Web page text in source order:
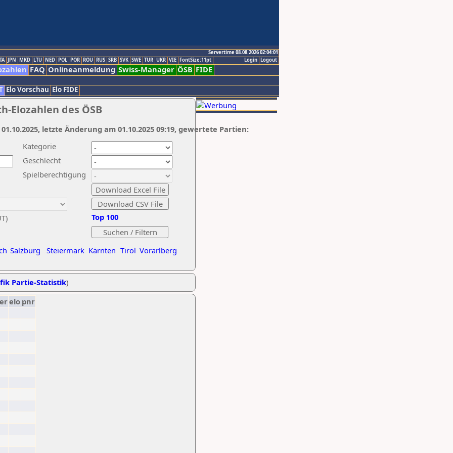
Servertime 08.08.2026 02:04:01
Logout
Login
JPN MKD LTU NED POL POR ROU RUS SRB SVK SWE TUR UKR VIE FontSize:11pt
FAQ Onlineanmeldung Swiss-Manager ÖSB FIDE
Elo Vorschau Elo FIDE
Elozahlen des ÖSB
Kategorie
Geschlecht
Spielberechtigung
Salzburg Steiermark Kärnten Tirol Vorarlberg
Top 100
letzte Änderung am 01.10.2025 09:19, gewertete Partien:
Partie-Statistik)
elo pnr